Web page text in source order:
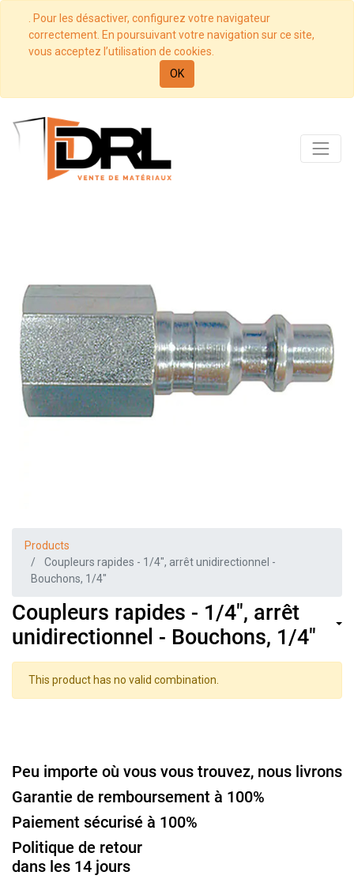
. Pour les désactiver, configurez votre navigateur
correctement. En poursuivant votre navigation sur ce site,
vous acceptez l’utilisation de cookies.
OK
Products
Coupleurs rapides - 1/4", arrêt unidirectionnel -
Bouchons, 1/4"
Coupleurs rapides - 1/4", arrêt
unidirectionnel - Bouchons, 1/4"
This product has no valid combination.
Peu importe où vous vous trouvez, nous livrons
Garantie de remboursement à 100%
Paiement sécurisé à 100%
Politique de retour
dans les 14 jours